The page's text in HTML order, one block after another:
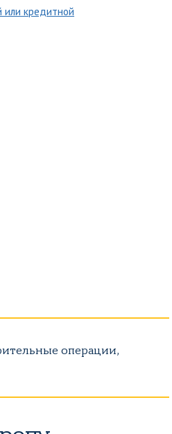
или кредитной
операции,